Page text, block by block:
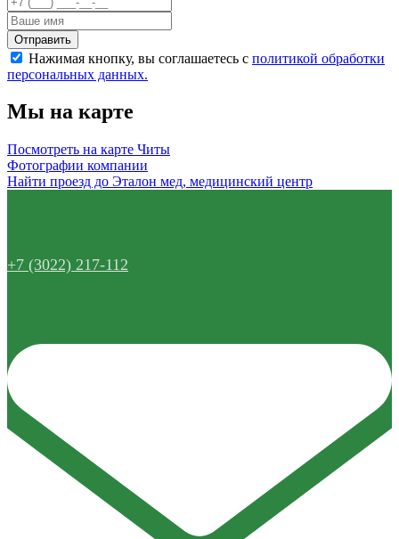
Отправить
Нажимая кнопку, вы соглашаетесь с политикой обработки
персональных данных.
Мы на карте
Посмотреть на карте Читы
Фотографии компании
Найти проезд до Эталон мед, медицинский центр
+7 (3022) 217-112